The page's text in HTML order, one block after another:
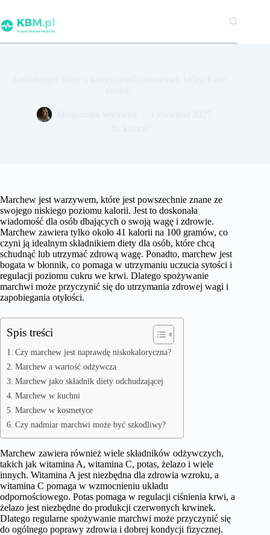
treści
Marchew jest warzywem, które jest powszechnie znane ze
swojego niskiego poziomu kalorii. Jest to doskonała
wiadomość dla osób dbających o swoją wagę i zdrowie.
Marchew zawiera tylko około 41 kalorii na 100 gramów, co
czyni ją idealnym składnikiem diety dla osób, które chcą
schudnąć lub utrzymać zdrową wagę. Ponadto, marchew jest
bogata w błonnik, co pomaga w utrzymaniu uczucia sytości i
regulacji poziomu cukru we krwi. Dlatego spożywanie
marchwi może przyczynić się do utrzymania zdrowej wagi i
zapobiegania otyłości.
Spis treści
Czy marchew jest naprawdę niskokaloryczna?
Marchew a wartość odżywcza
Marchew jako składnik diety odchudzającej
Marchew w kuchni
Marchew w kosmetyce
Czy nadmiar marchwi może być szkodliwy?
Marchew zawiera również wiele składników odżywczych,
takich jak witamina A, witamina C, potas, żelazo i wiele
innych. Witamina A jest niezbędna dla zdrowia wzroku, a
witamina C pomaga w wzmocnieniu układu
odpornościowego. Potas pomaga w regulacji ciśnienia krwi, a
żelazo jest niezbędne do produkcji czerwonych krwinek.
Dlatego regularne spożywanie marchwi może przyczynić się
do ogólnego poprawy zdrowia i dobrej kondycji fizycznej.